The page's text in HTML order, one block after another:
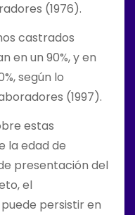
(1976).
castrados
en un 90%, y en
según lo
(1997).
estas
la edad de
presentación del
el
persistir en